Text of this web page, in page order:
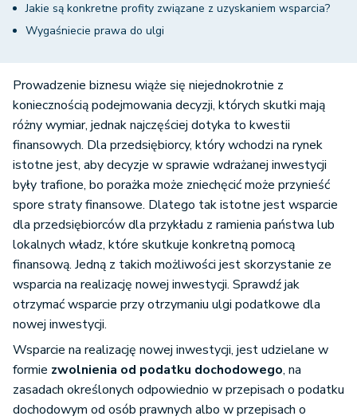
Jakie są konkretne profity związane z uzyskaniem wsparcia?
Wygaśniecie prawa do ulgi
Prowadzenie biznesu wiąże się niejednokrotnie z
koniecznością podejmowania decyzji, których skutki mają
różny wymiar, jednak najczęściej dotyka to kwestii
finansowych. Dla przedsiębiorcy, który wchodzi na rynek
istotne jest, aby decyzje w sprawie wdrażanej inwestycji
były trafione, bo porażka może zniechęcić może przynieść
spore straty finansowe. Dlatego tak istotne jest wsparcie
dla przedsiębiorców dla przykładu z ramienia państwa lub
lokalnych władz, które skutkuje konkretną pomocą
finansową. Jedną z takich możliwości jest skorzystanie ze
wsparcia na realizację nowej inwestycji. Sprawdź jak
otrzymać wsparcie przy otrzymaniu ulgi podatkowe dla
nowej inwestycji.
Wsparcie na realizację nowej inwestycji, jest udzielane w
formie zwolnienia od podatku dochodowego, na
zasadach określonych odpowiednio w przepisach o podatku
dochodowym od osób prawnych albo w przepisach o